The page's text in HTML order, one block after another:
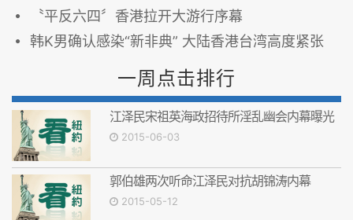
〝平反六四〞香港拉开大游行序幕
韩K男确认感染“新非典” 大陆香港台湾高度紧张
一周点击排行
江泽民宋祖英海政招待所淫乱幽会内幕曝光
2015-06-03
郭伯雄两次听命江泽民对抗胡锦涛内幕
2015-05-12